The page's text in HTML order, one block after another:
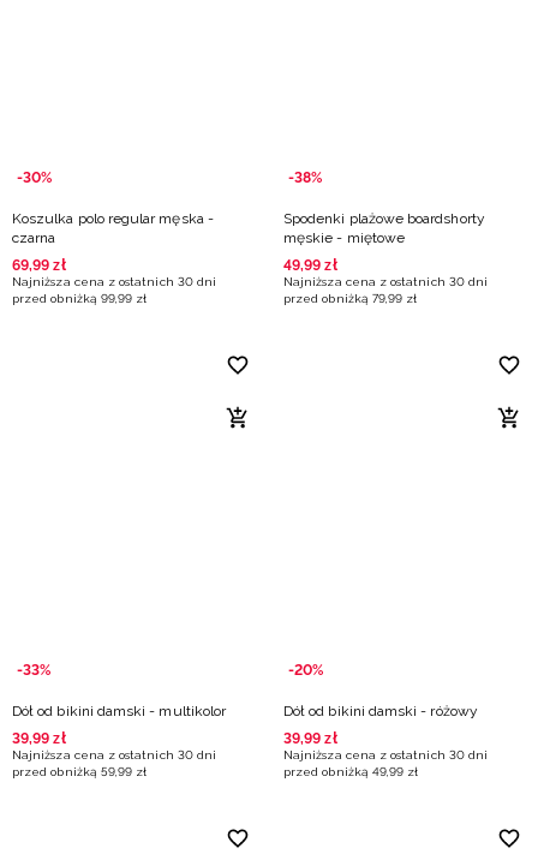
-30%
Koszulka polo regular męska -
czarna
69,99 zł
Najniższa cena z ostatnich 30 dni
przed obniżką 99,99 zł
-38%
Spodenki plażowe boardshorty
męskie - miętowe
49,99 zł
Najniższa cena z ostatnich 30 dni
przed obniżką 79,99 zł
-33%
Dół od bikini damski - multikolor
39,99 zł
Najniższa cena z ostatnich 30 dni
przed obniżką 59,99 zł
-20%
Dół od bikini damski - różowy
39,99 zł
Najniższa cena z ostatnich 30 dni
przed obniżką 49,99 zł